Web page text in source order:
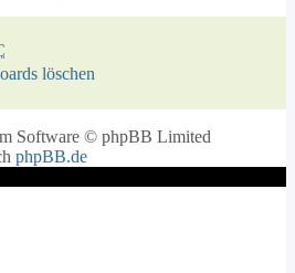
löschen
Software © phpBB Limited
phpBB.de